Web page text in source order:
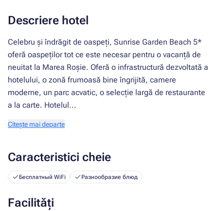
Descriere hotel
Celebru și îndrăgit de oaspeți, Sunrise Garden Beach 5*
oferă oaspeților tot ce este necesar pentru o vacanță de
neuitat la Marea Roșie. Oferă o infrastructură dezvoltată a
hotelului, o zonă frumoasă bine îngrijită, camere
moderne, un parc acvatic, o selecție largă de restaurante
a la carte. Hotelul...
Citește mai departe
Caracteristici cheie
Бесплатный WiFi Разнообразие блюд
Facilități